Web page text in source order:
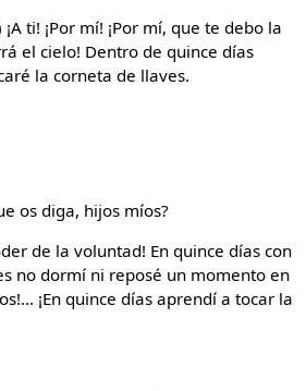
ti! ¡Por mí! ¡Por mí, que te debo la
el cielo! Dentro de quince días
la corneta de llaves.
os diga, hijos míos?
de la voluntad! En quince días con
no dormí ni reposé un momento en
¡En quince días aprendí a tocar la